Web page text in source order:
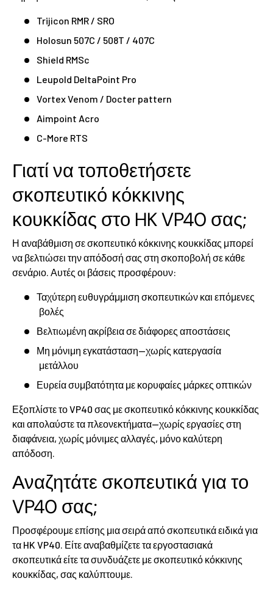
Trijicon RMR / SRO
Holosun 507C / 508T / 407C
Shield RMSc
Leupold DeltaPoint Pro
Vortex Venom / Docter pattern
Aimpoint Acro
C-More RTS
Γιατί να τοποθετήσετε
σκοπευτικό κόκκινης
κουκκίδας στο HK VP40 σας;
Η αναβάθμιση σε σκοπευτικό κόκκινης κουκκίδας μπορεί
να βελτιώσει την απόδοσή σας στη σκοποβολή σε κάθε
σενάριο. Αυτές οι βάσεις προσφέρουν:
Ταχύτερη ευθυγράμμιση σκοπευτικών και επόμενες
βολές
Βελτιωμένη ακρίβεια σε διάφορες αποστάσεις
Μη μόνιμη εγκατάσταση—χωρίς κατεργασία
μετάλλου
Ευρεία συμβατότητα με κορυφαίες μάρκες οπτικών
Εξοπλίστε το VP40 σας με σκοπευτικό κόκκινης κουκκίδας
και απολαύστε τα πλεονεκτήματα—χωρίς εργασίες στη
διαφάνεια, χωρίς μόνιμες αλλαγές, μόνο καλύτερη
απόδοση.
Αναζητάτε σκοπευτικά για το
VP40 σας;
Προσφέρουμε επίσης μια σειρά από σκοπευτικά ειδικά για
τα HK VP40. Είτε αναβαθμίζετε τα εργοστασιακά
σκοπευτικά είτε τα συνδυάζετε με σκοπευτικό κόκκινης
κουκκίδας, σας καλύπτουμε.